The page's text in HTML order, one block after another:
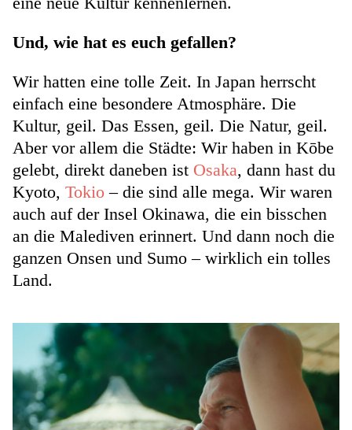
Und, wie hat es euch gefallen?
Wir hatten eine tolle Zeit. In Japan herrscht
einfach eine besondere Atmosphäre. Die
Kultur, geil. Das Essen, geil. Die Natur, geil.
Aber vor allem die Städte: Wir haben in Kōbe
gelebt, direkt daneben ist Osaka, dann hast du
Kyoto, Tokio – die sind alle mega. Wir waren
auch auf der Insel Okinawa, die ein bisschen
an die Malediven erinnert. Und dann noch die
ganzen Onsen und Sumo – wirklich ein tolles
Land.